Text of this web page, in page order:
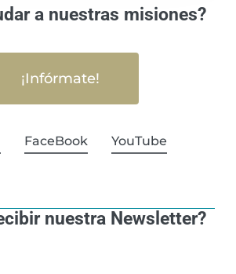
a nuestras misiones?
¡Infórmate!
FaceBook YouTube
nuestra Newsletter?